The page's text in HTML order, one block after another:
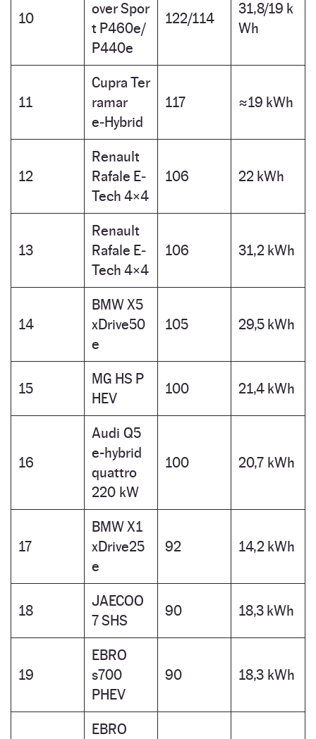
10
over Spor
t P460e/
P440e
122/114
31,8/19 k
Wh
11
Cupra Ter
ramar
e‑Hybrid
117 ≈19 kWh
12
Renault
Rafale E‑
Tech 4×4
106 22 kWh
13
Renault
Rafale E‑
Tech 4×4
106 31,2 kWh
14
BMW X5
xDrive50
e
105 29,5 kWh
15
MG HS P
HEV
100 21,4 kWh
16
Audi Q5
e-hybrid
quattro
220 kW
100 20,7 kWh
17
BMW X1
xDrive25
e
92 14,2 kWh
18
JAECOO
7 SHS
90 18,3 kWh
19
EBRO
s700
PHEV
90 18,3 kWh
EBRO